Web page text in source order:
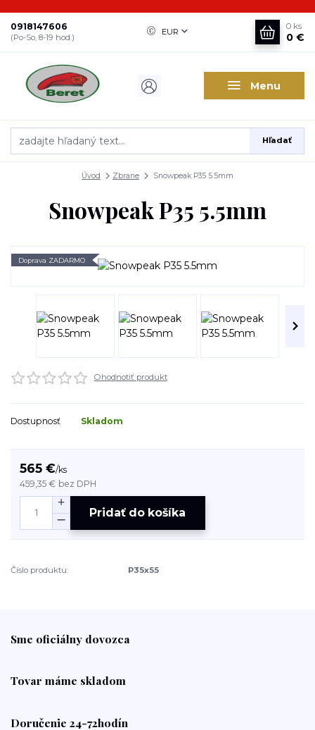
Menu
EUR
Hľadať
0918147606
(Po-So, 8-19 hod.)
0 ks
0 €
Úvod Zbrane Snowpeak P35 5.5mm
Snowpeak P35 5.5mm
Doprava ZADARMO
Ohodnotiť produkt
Dostupnosť Skladom
565 €/ks
459,35 € bez DPH
Pridať do košíka
Číslo produktu: P35x55
Sme oficiálny dovozca
Tovar máme skladom
Doručenie 24-72hodín